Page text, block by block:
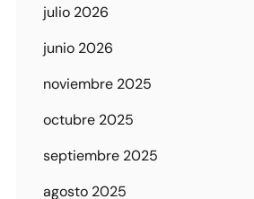
julio 2026
junio 2026
noviembre 2025
octubre 2025
septiembre 2025
agosto 2025